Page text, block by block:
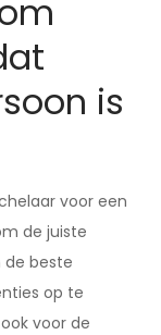
is
voor een
de juiste
de beste
op te
voor de